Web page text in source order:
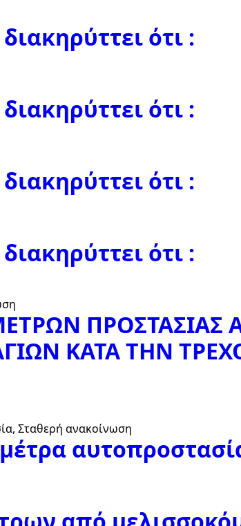
ότι :
ότι :
ότι :
ότι :
ΠΡΟΣΤΑΣΙΑΣ
ΚΑΤΑ ΤΗΝ
Σταθερή ανακοίνωση